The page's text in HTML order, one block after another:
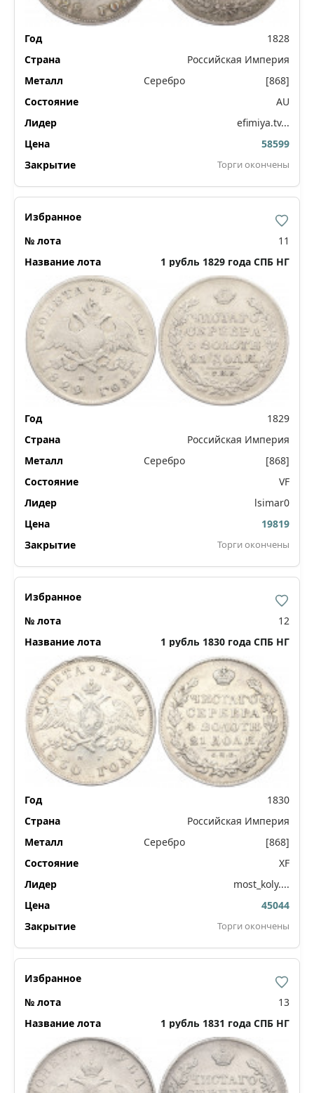
1828
Российская Империя
Серебро
[868]
AU
efimiya.tv...
58599
Торги окончены
11
1 рубль 1829 года СПБ НГ
1829
Российская Империя
Серебро
[868]
VF
lsimar0
19819
Торги окончены
12
1 рубль 1830 года СПБ НГ
1830
Российская Империя
Серебро
[868]
XF
most_koly....
45044
Торги окончены
13
1 рубль 1831 года СПБ НГ